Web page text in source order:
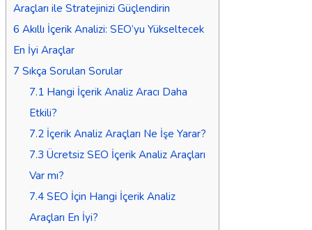
Araçları ile Stratejinizi Güçlendirin
6 Akıllı İçerik Analizi: SEO’yu Yükseltecek
En İyi Araçlar
7 Sıkça Sorulan Sorular
7.1Hangi İçerik Analiz Aracı Daha
Etkili?
7.2İçerik Analiz Araçları Ne İşe Yarar?
7.3 Ücretsiz SEO İçerik Analiz Araçları
Var mı?
7.4SEO İçin Hangi İçerik Analiz
Araçları En İyi?